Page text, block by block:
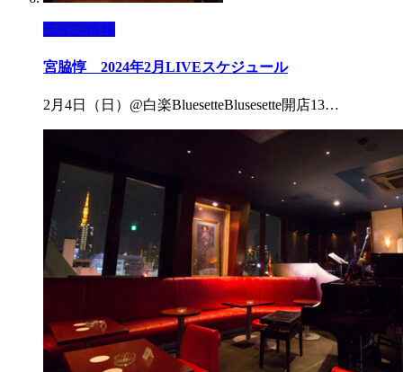
ライブ情報
宮脇惇 2024年2月LIVEスケジュール
2月4日（日）@白楽BluesetteBlusesette開店13…